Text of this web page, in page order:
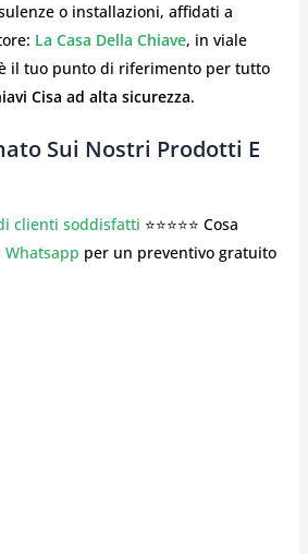
o installazioni, affidati a
La Casa Della Chiave, in viale
il tuo punto di riferimento per tutto
Cisa ad alta sicurezza.
Sui Nostri Prodotti E
clienti soddisfatti ⭐⭐⭐⭐⭐ Cosa
Whatsapp per un preventivo gratuito